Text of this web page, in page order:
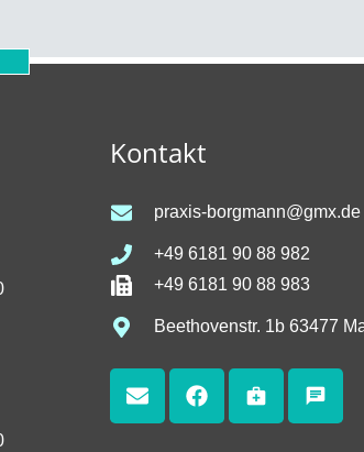
Kontakt
praxis-borgmann@gmx.de
+49 6181 90 88 982
+49 6181 90 88 983
Beethovenstr. 1b 63477
medical_services chat